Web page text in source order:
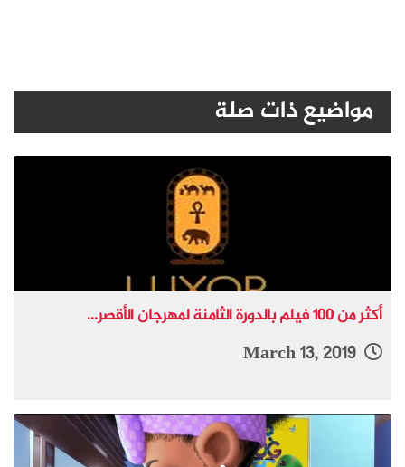
مواضيع ذات صلة
أكثر من 100 فيلم بالدورة الثامنة لمهرجان الأقصر...
March 13, 2019